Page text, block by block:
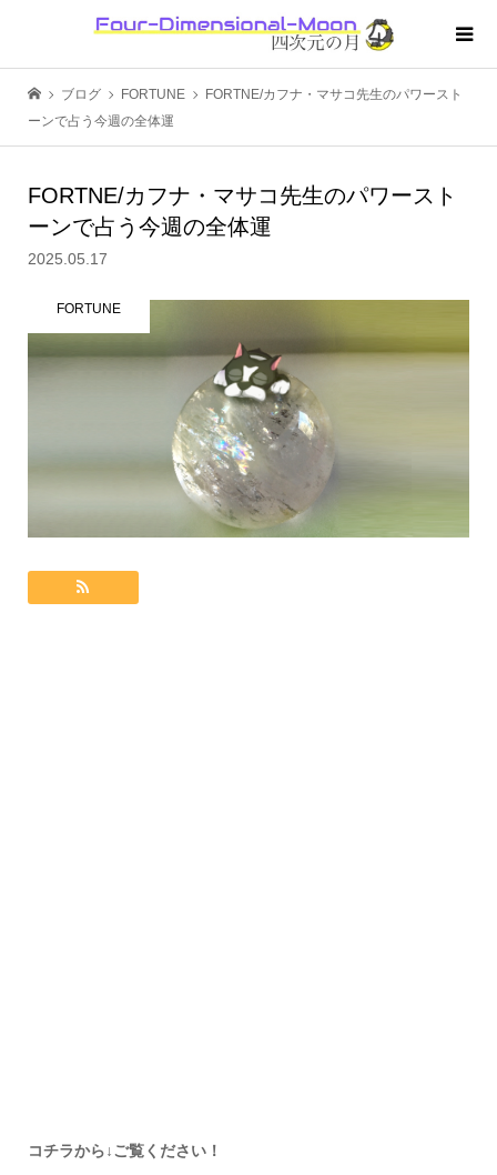
ブログ FORTUNE
FORTNE/カフナ・マサコ先生のパワースト
ーンで占う今週の全体運
FORTNE/カフナ・マサコ先生のパワースト
ーンで占う今週の全体運
2025.05.17
FORTUNE
コチラから↓ご覧ください！